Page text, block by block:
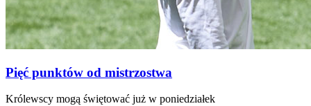
Pięć punktów od mistrzostwa
Królewscy mogą świętować już w poniedziałek